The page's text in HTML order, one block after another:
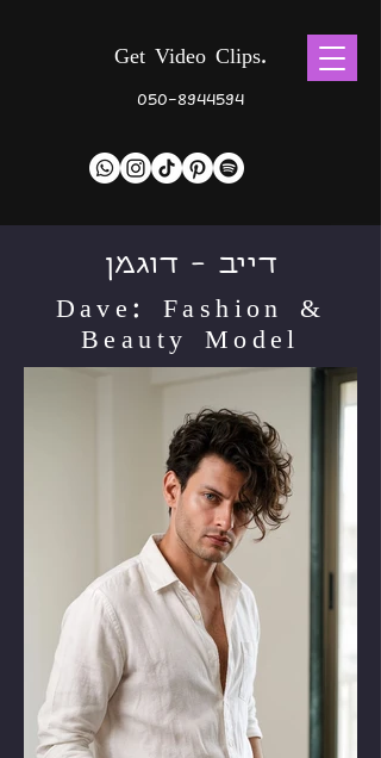
Get Video Clips.
050-8944594
דייב - דוגמן
Dave: Fashion &
Beauty Model